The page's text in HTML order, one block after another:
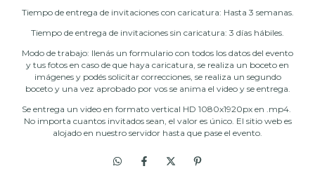
Tiempo de entrega de invitaciones con caricatura: Hasta 3 semanas.
Tiempo de entrega de invitaciones sin caricatura: 3 días hábiles.
Modo de trabajo: llenás un formulario con todos los datos del evento
y tus fotos en caso de que haya caricatura, se realiza un boceto en
imágenes y podés solicitar correcciones, se realiza un segundo
boceto y una vez aprobado por vos se anima el video y se entrega.
Se entrega un video en formato vertical HD 1080x1920px en .mp4.
No importa cuantos invitados sean, el valor es único. El sitio web es
alojado en nuestro servidor hasta que pase el evento.